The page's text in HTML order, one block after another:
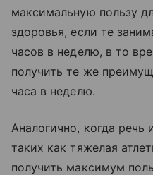
максимальную пользу
здоровья, если те
часов в неделю, в то
получить те же
часа в неделю.
Аналогично, когда речь
таких как тяжелая
получить максимум